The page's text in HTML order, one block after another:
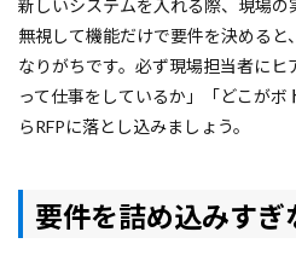
新しいシステムを入れる際、現場
無視して機能だけで要件を決める
なりがちです。必ず現場担当者に
って仕事をしているか」「どこが
らRFPに落とし込みましょう。
要件を詰め込みすぎ